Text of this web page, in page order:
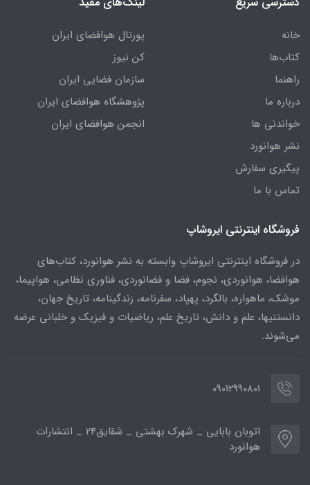
خانه
کتاب‌ها
راهنما
درباره ما
خواندنی ها
نشر هوانورد
پیگیری سفارش
تماس با ما
پورتال هوافضای ایران
کن نیوز
سازمان فضایی ایران
پژوهشگاه هوافضای ایران
انجمن هوافضای ایران
فروشگاه اینترنتی ایروشاپ
در فروشگاه اینترنتی ایروشاپ وابسته به نشر هوانورد، کتاب‌های
هوافضا، هوانوردی، نجوم، فضا و فضانوردی، فناوری نظامی، هواپیما،
موشک، ماهواره، بالگرد، پهپاد، سفرنامه، زندگینامه، تاریخ جهان،
دانستنیها، علم و دانش، تاریخ علم، ریاضیات و فیزیک و خلبانی عرضه
می‌شوند.
09012990801
اتوبان بابایی _ شهرک بهشتی _ شقایق24 _ انتشارات
هوانورد